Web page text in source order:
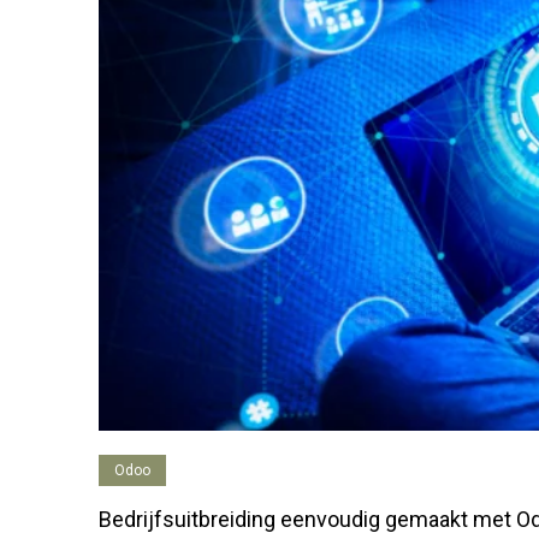
Odoo
Bedrijfsuitbreiding eenvoudig gemaakt met